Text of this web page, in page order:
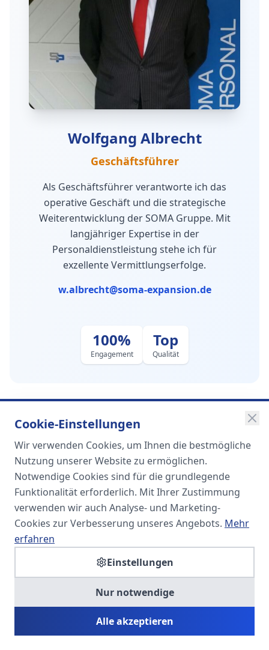
Wolfgang Albrecht
Geschäftsführer
Als Geschäftsführer verantworte ich das
operative Geschäft und die strategische
Weiterentwicklung der SOMA Gruppe. Mit
langjähriger Expertise in der
Personaldienstleistung stehe ich für
exzellente Vermittlungserfolge.
w.albrecht@soma-expansion.de
100%
Engagement
Top
Qualität
SOMA
Unternehmensgruppe
Spezialisiert auf Fach- und
Führungskräfte in der
SOMA HR KONSULT UG
Personalberatung & Executive Search
Cookie-Einstellungen
Wir verwenden Cookies, um Ihnen die bestmögliche
Nutzung unserer Website zu ermöglichen.
Notwendige Cookies sind für die grundlegende
Funktionalität erforderlich. Mit Ihrer Zustimmung
verwenden wir auch Analyse- und Marketing-
Cookies zur Verbesserung unseres Angebots. Mehr
erfahren
Einstellungen
Nur notwendige
Alle akzeptieren